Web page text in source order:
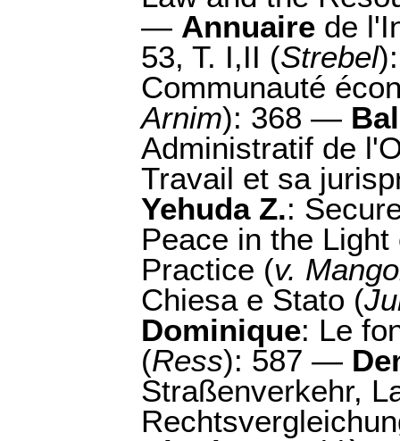
— Annuaire de
53, T. I,II (Strebel
Communauté
Arnim): 368 —
Administratif de
Travail et sa
Yehuda Z.:
Peace in the
Practice (v.
Chiesa e Stato (
Dominique: Le
(Ress): 587 —
Straßenverkehr,